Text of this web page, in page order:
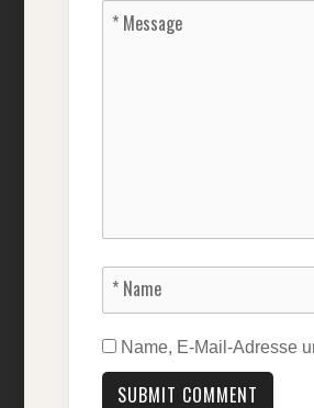
Name, E-Mail-Adresse